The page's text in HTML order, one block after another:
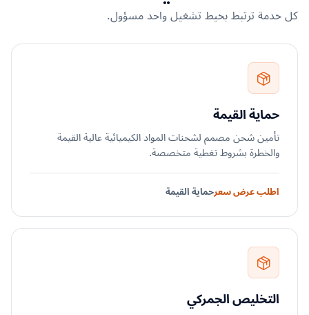
كل خدمة ترتبط بخيط تشغيل واحد مسؤول.
حماية القيمة
تأمين شحن مصمم لشحنات المواد الكيميائية عالية القيمة
والخطرة بشروط تغطية متخصصة.
اطلب عرض سعرحماية القيمة
التخليص الجمركي